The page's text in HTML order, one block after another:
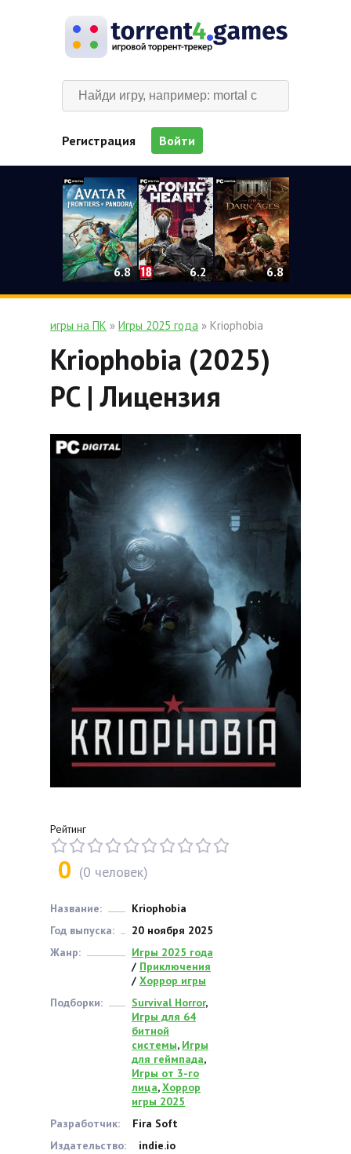
Регистрация Войти
6.8 6.2 6.8
игры на ПК » Игры 2025 года » Kriophobia
Kriophobia (2025)
PC | Лицензия
Рейтинг
0 (0 человек)
Название:
Kriophobia
Год выпуска:
20 ноября 2025
Жанр:
Игры 2025 года
/ Приключения
/ Хоррор игры
Подборки:
Survival Horror,
Игры для 64
битной
системы, Игры
для геймпада,
Игры от 3-го
лица,Хоррор
игры 2025
Разработчик:
Fira Soft
Издательство:
indie.io